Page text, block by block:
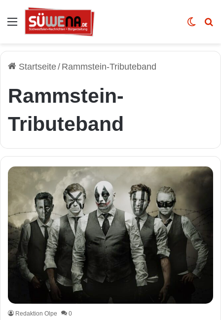
Auswahl Skin
Startseite/ Rammstein-Tributeband
Rammstein-
Tributeband
Redaktion Olpe 0